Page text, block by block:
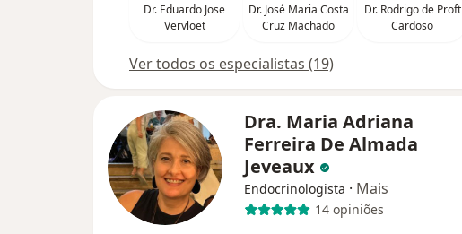
Dr. Eduardo Jose
Vervloet
Dr. José Maria Costa
Cruz Machado
Dr. Rodrigo de Proft
Cardoso
Ver todos os especialistas (19)
Dra. Maria Adriana
Ferreira De Almada
Jeveaux
Endocrinologista · Mais
14 opiniões